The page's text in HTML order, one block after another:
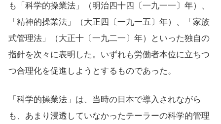
も「科学的操業法」（明治四十四〔一九一一〕年）、
「精神的操業法」（大正四〔一九一五〕年）、「家族
式管理法」（大正十〔一九二一〕年）といった独自の
指針を次々に表明した。いずれも労働者本位に立ちつ
つ合理化を促進しようとするものであった。
「科学的操業法」は、当時の日本で導入されながら
も、あまり浸透していなかったテーラーの科学的管理